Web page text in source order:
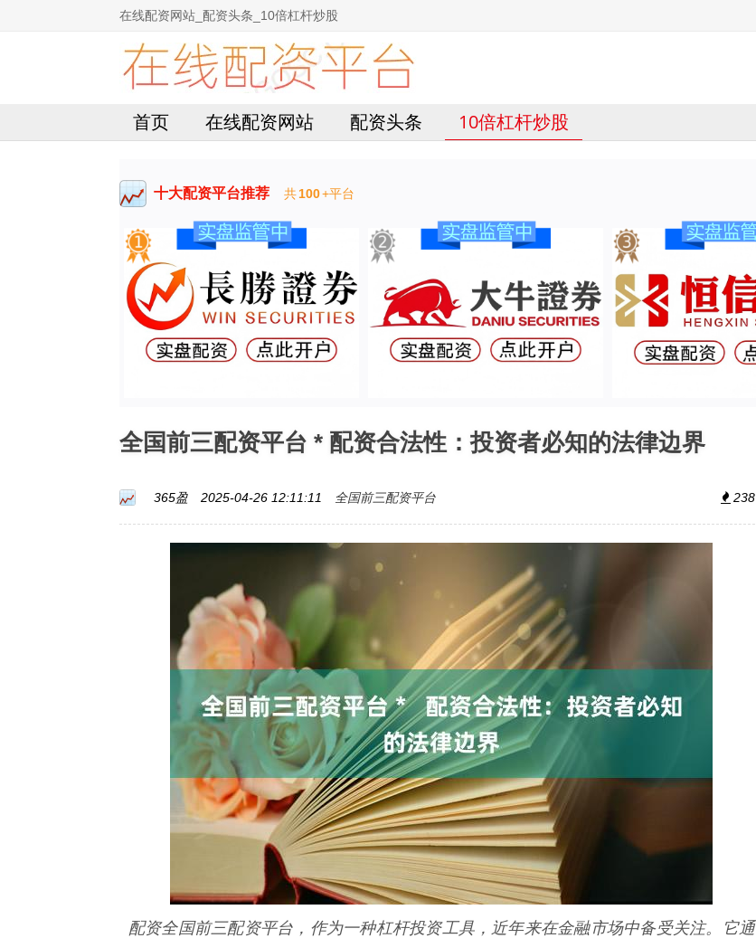
在线配资网站_配资头条_10倍杠杆炒股
首页 在线配资网站 配资头条 10倍杠杆炒股
十大配资平台推荐 共100+平台
全国前三配资平台 * 配资合法性：投资者必知的法律边界
365盈 2025-04-26 12:11:11 全国前三配资平台 238
配资全国前三配资平台，作为一种杠杆投资工具，近年来在金融市场中备受关注。它通